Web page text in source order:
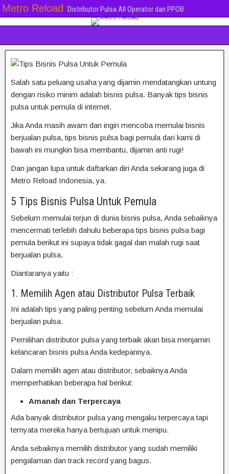
Metro Reload Distributor Pulsa All Operator dan PPOB
Salah satu peluang usaha yang dijamin mendatangkan untung
dengan risiko minim adalah bisnis pulsa. Banyak tips bisnis
pulsa untuk pemula di internet.
Jika Anda masih awam dan ingin mencoba memulai bisnis
berjualan pulsa, tips bisnis pulsa bagi pemula dari kami di
bawah ini mungkin bisa membantu, dijamin anti rugi!
Dan jangan lupa untuk daftarkan diri Anda sekarang juga di
Metro Reload Indonesia, ya.
5 Tips Bisnis Pulsa Untuk Pemula
Sebelum memulai terjun di dunia bisnis pulsa, Anda sebaiknya
mencermati terlebih dahulu beberapa tips bisnis pulsa bagi
pemula berikut ini supaya tidak gagal dan malah rugi saat
berjualan pulsa.
Diantaranya yaitu :
1. Memilih Agen atau Distributor Pulsa Terbaik
Ini adalah tips yang paling penting sebelum Anda memulai
berjualan pulsa.
Pemilihan distributor pulsa yang terbaik akan bisa menjamin
kelancaran bisnis pulsa Anda kedepannya.
Dalam memilih agen atau distributor, sebaiknya Anda
memperhatikan beberapa hal berikut:
Amanah dan Terpercaya
Ada banyak distributor pulsa yang mengaku terpercaya tapi
ternyata mereka hanya bertujuan untuk menipu.
Anda sebaiknya memilih distributor yang sudah memiliki
pengalaman dan track record yang bagus.